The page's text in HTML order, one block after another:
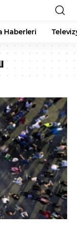
Haberleri